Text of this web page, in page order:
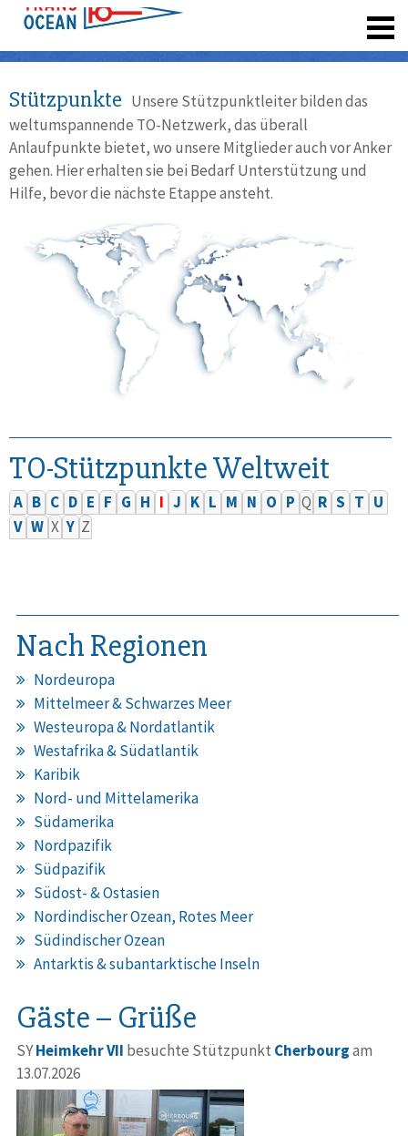
Stützpunkte Unsere Stützpunktleiter bilden das
weltumspannende TO-Netzwerk, das überall
Anlaufpunkte bietet, wo unsere Mitglieder auch vor Anker
gehen. Hier erhalten sie bei Bedarf Unterstützung und
Hilfe, bevor die nächste Etappe ansteht.
TO-Stützpunkte Weltweit
A B C D E F G H I J K L M N O P Q R S T U
V W X Y Z
Nach Regionen
Nordeuropa
Mittelmeer & Schwarzes Meer
Westeuropa & Nordatlantik
Westafrika & Südatlantik
Karibik
Nord- und Mittelamerika
Südamerika
Nordpazifik
Südpazifik
Südost- & Ostasien
Nordindischer Ozean, Rotes Meer
Südindischer Ozean
Antarktis & subantarktische Inseln
Gäste – Grüße
SYHeimkehr VII besuchte Stützpunkt Cherbourgam
13.07.2026